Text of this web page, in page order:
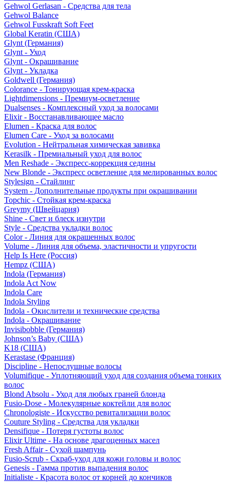
Gehwol Gerlasan - Средства для тела
Gehwol Balance
Gehwol Fusskraft Soft Feet
Global Keratin (США)
Glynt (Германия)
Glynt - Уход
Glynt - Окрашивание
Glynt - Укладка
Goldwell (Германия)
Colorance - Тонирующая крем-краска
Lightdimensions - Премиум-осветление
Dualsenses - Комплексный уход за волосами
Elixir - Восстанавливающее масло
Elumen - Краска для волос
Elumen Care - Уход за волосами
Evolution - Нейтральная химическая завивка
Kerasilk - Премиальный уход для волос
Men Reshade - Экспресс-коррекция седины
New Blonde - Экспресс осветление для мелированных волос
Stylesign - Стайлинг
System - Дополнительные продукты при окрашивании
Topchic - Стойкая крем-краска
Greymy (Швейцария)
Shine - Свет и блеск изнутри
Style - Средства укладки волос
Color - Линия для окрашенных волос
Volume - Линия для объема, эластичности и упругости
Help Is Here (Россия)
Hempz (США)
Indola (Германия)
Indola Act Now
Indola Care
Indola Styling
Indola - Окислители и технические средства
Indola - Окрашивание
Invisibobble (Германия)
Johnson’s Baby (США)
K18 (США)
Kerastase (Франция)
Discipline - Непослушные волосы
Volumifique - Уплотняющий уход для создания объема тонких
волос
Blond Absolu - Уход для любых граней блонда
Fusio-Dose - Молекулярные коктейли для волос
Chronologiste - Искусство ревитализации волос
Couture Styling - Средства для укладки
Densifique - Потеря густоты волос
Elixir Ultime - На основе драгоценных масел
Fresh Affair - Сухой шампунь
Fusio-Scrub - Скраб-уход для кожи головы и волос
Genesis - Гамма против выпадения волос
Initialiste - Красота волос от корней до кончиков